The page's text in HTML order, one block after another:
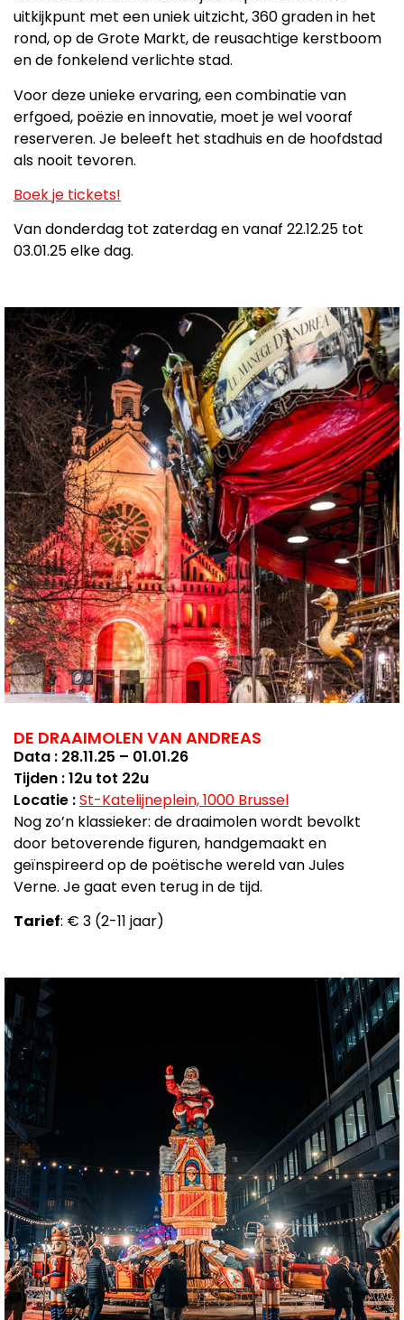
uitkijkpunt met een uniek uitzicht, 360 graden in het
rond, op de Grote Markt, de reusachtige kerstboom
en de fonkelend verlichte stad.
Voor deze unieke ervaring, een combinatie van
erfgoed, poëzie en innovatie, moet je wel vooraf
reserveren. Je beleeft het stadhuis en de hoofdstad
als nooit tevoren.
Boek je tickets!
Van donderdag tot zaterdag en vanaf 22.12.25 tot
03.01.25 elke dag.
DE DRAAIMOLEN VAN ANDREAS
Data : 28.11.25 – 01.01.26
Tijden : 12u tot 22u
Locatie :St-Katelijneplein, 1000 Brussel
Nog zo’n klassieker: de draaimolen wordt bevolkt
door betoverende figuren, handgemaakt en
geïnspireerd op de poëtische wereld van Jules
Verne. Je gaat even terug in de tijd.
Tarief: € 3 (2-11 jaar)